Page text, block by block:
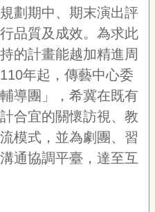
劃期中、期末演出評
品質及成效。為求此
的計畫能越加精進周
年起，傳藝中心委
導團」，希冀在既有
合宜的關懷訪視、教
模式，並為劇團、習
通協調平臺，達至互